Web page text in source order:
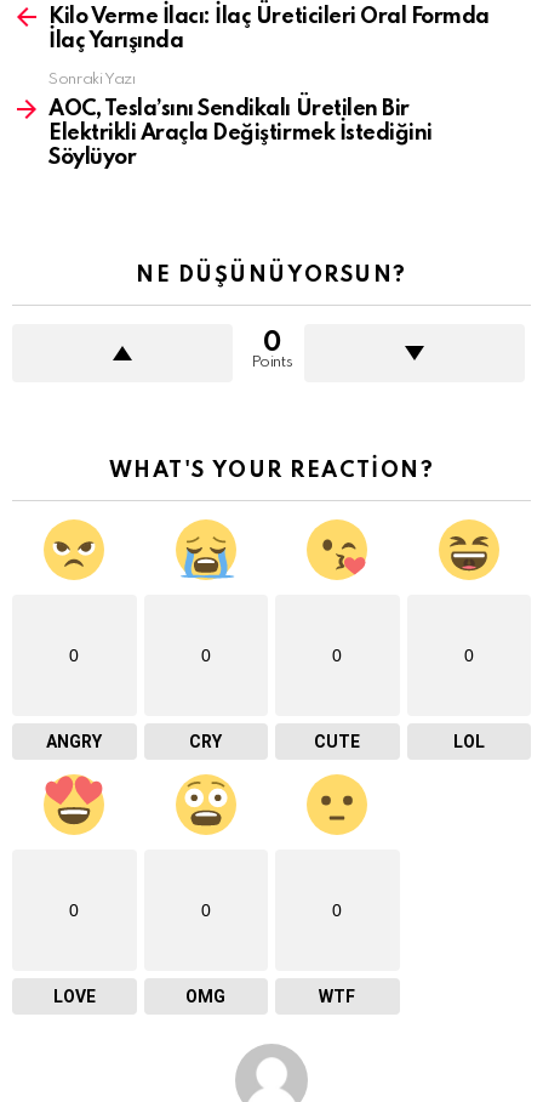
fazlaKilo Verme İlacı: İlaç Üreticileri Oral Formda
İlaç Yarışında
Sonraki Yazı
AOC, Tesla’sını Sendikalı Üretilen Bir
Elektrikli Araçla Değiştirmek İstediğini
Söylüyor
NE DÜŞÜNÜYORSUN?
0
Points
WHAT'S YOUR REACTION?
0
ANGRY
0
CRY
0
CUTE
0
LOL
0
LOVE
0
OMG
0
WTF